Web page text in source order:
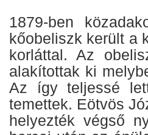
1879-ben
kőobeliszk került a
korláttal. Az
alakítottak ki
Az így teljessé
temettek. Eötvös
helyezték végső